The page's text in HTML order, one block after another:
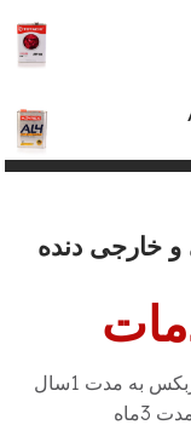
خارجی دنده
به مدت 1سال